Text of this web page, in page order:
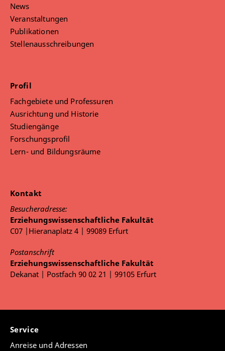
News
Veranstaltungen
Publikationen
Stellenausschreibungen
Profil
Fachgebiete und Professuren
Ausrichtung und Historie
Studiengänge
Forschungsprofil
Lern- und Bildungsräume
Kontakt
Besucheradresse:
Erziehungswissenschaftliche Fakultät
C07 |Hieranaplatz 4 | 99089 Erfurt
Postanschrift
Erziehungswissenschaftliche Fakultät
Dekanat | Postfach 90 02 21 | 99105 Erfurt
Service
Anreise und Adressen